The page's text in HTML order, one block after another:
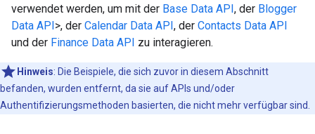
verwendet werden, um mit der Base Data API, der Blogger
Data API>, der Calendar Data API, der Contacts Data API
und der Finance Data API zu interagieren.
Hinweis: Die Beispiele, die sich zuvor in diesem Abschnitt
befanden, wurden entfernt, da sie auf APIs und/oder
Authentifizierungsmethoden basierten, die nicht mehr verfügbar sind.